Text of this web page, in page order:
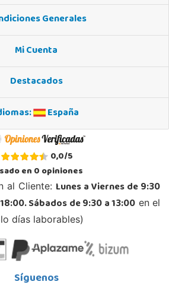
Generales
Mi Cuenta
Destacados
España
0,0/5
en0opiniones
al Cliente: Lunes a Viernes de 9:30
Sábados de 9:30 a 13:00 en el
días laborables)
Síguenos